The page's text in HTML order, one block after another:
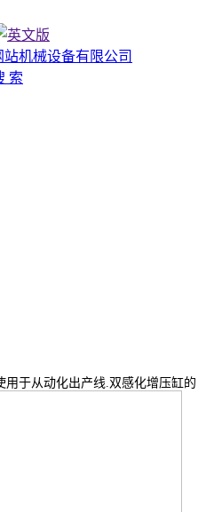
索
于从动化出产线.双感化增压缸的